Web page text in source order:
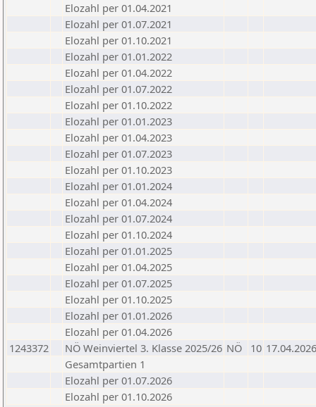
Elozahl per 01.04.2021
Elozahl per 01.07.2021
Elozahl per 01.10.2021
Elozahl per 01.01.2022
Elozahl per 01.04.2022
Elozahl per 01.07.2022
Elozahl per 01.10.2022
Elozahl per 01.01.2023
Elozahl per 01.04.2023
Elozahl per 01.07.2023
Elozahl per 01.10.2023
Elozahl per 01.01.2024
Elozahl per 01.04.2024
Elozahl per 01.07.2024
Elozahl per 01.10.2024
Elozahl per 01.01.2025
Elozahl per 01.04.2025
Elozahl per 01.07.2025
Elozahl per 01.10.2025
Elozahl per 01.01.2026
Elozahl per 01.04.2026
1243372
NÖ Weinviertel 3. Klasse 2025/26 NÖ 10 17.04.2026
Gesamtpartien 1
Elozahl per 01.07.2026
Elozahl per 01.10.2026